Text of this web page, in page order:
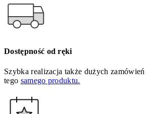
Dostępność od ręki
Szybka realizacja także dużych
tego samego produktu.